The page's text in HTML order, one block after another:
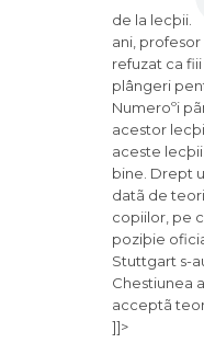
de la lecþii.
ani,
refuzat ca
plângeri
Numeroºi
acestor
aceste
bine. Drept
datã de
copiilor, pe
poziþie
Stuttgart s-
Chestiunea
acceptã
]]>